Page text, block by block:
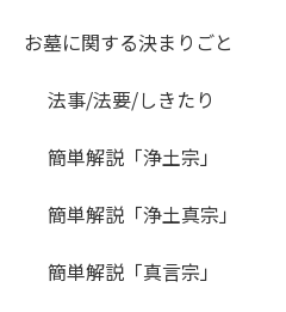
お墓に関する決まりごと
法事/法要/しきたり
簡単解説「浄土宗」
簡単解説「浄土真宗」
簡単解説「真言宗」